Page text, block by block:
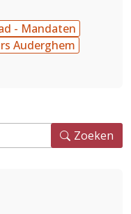
- Mandaten
Auderghem
Zoeken